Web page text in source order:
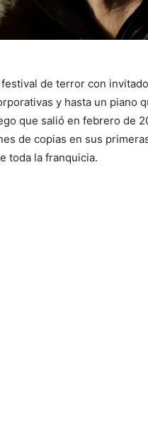
de terror con
y hasta un piano
que salió en febrero de
de copias en sus
toda la franquicia.